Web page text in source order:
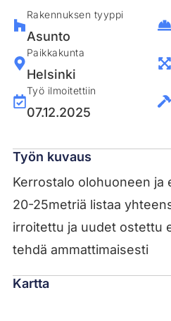
Rakennuksen tyyppi
Asunto
Paikkakunta
Helsinki
Työ ilmoitettiin
07.12.2025
Työn kuvaus
Kerrostalo olohuoneen ja
20-25metriä listaa
irroitettu ja uudet ostettu
tehdä ammattimaisesti
Kartta